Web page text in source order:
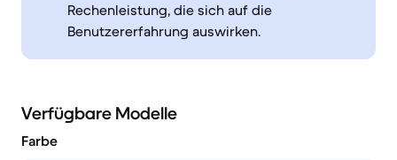
Rechenleistung, die sich auf die
Benutzererfahrung auswirken.
Verfügbare Modelle
Farbe